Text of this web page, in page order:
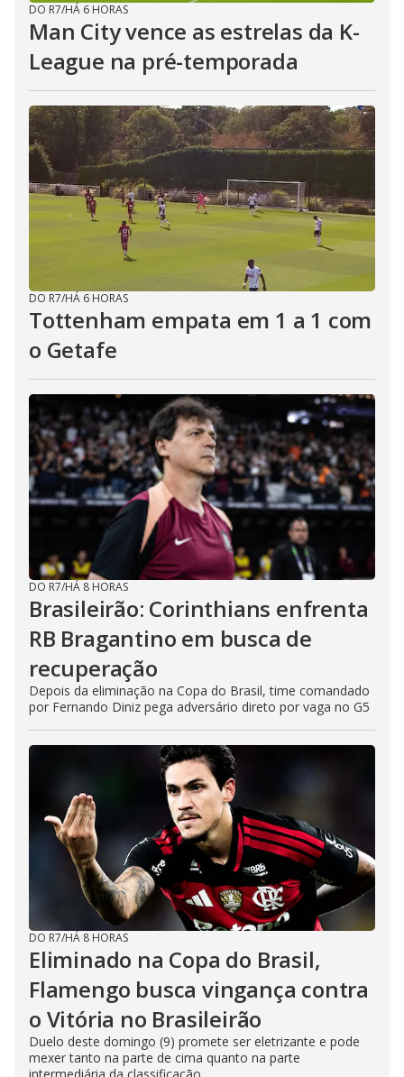
DO R7/HÁ 6 HORAS
Man City vence as estrelas da K-
League na pré-temporada
DO R7/HÁ 6 HORAS
Tottenham empata em 1 a 1 com
o Getafe
DO R7/HÁ 8 HORAS
Brasileirão: Corinthians enfrenta
RB Bragantino em busca de
recuperação
Depois da eliminação na Copa do Brasil, time comandado
por Fernando Diniz pega adversário direto por vaga no G5
DO R7/HÁ 8 HORAS
Eliminado na Copa do Brasil,
Flamengo busca vingança contra
o Vitória no Brasileirão
Duelo deste domingo (9) promete ser eletrizante e pode
mexer tanto na parte de cima quanto na parte